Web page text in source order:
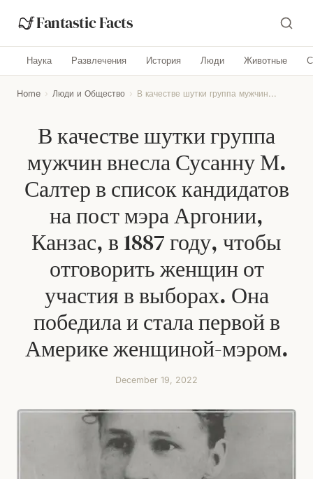
Fantastic Facts
Наука Развлечения История Люди Животные
Home › Люди и Общество › В качестве шутки группа мужчин...
В качестве шутки группа
мужчин внесла Сусанну М.
Салтер в список кандидатов
на пост мэра Аргонии,
Канзас, в 1887 году, чтобы
отговорить женщин от
участия в выборах. Она
победила и стала первой в
Америке женщиной-мэром.
December 19, 2022